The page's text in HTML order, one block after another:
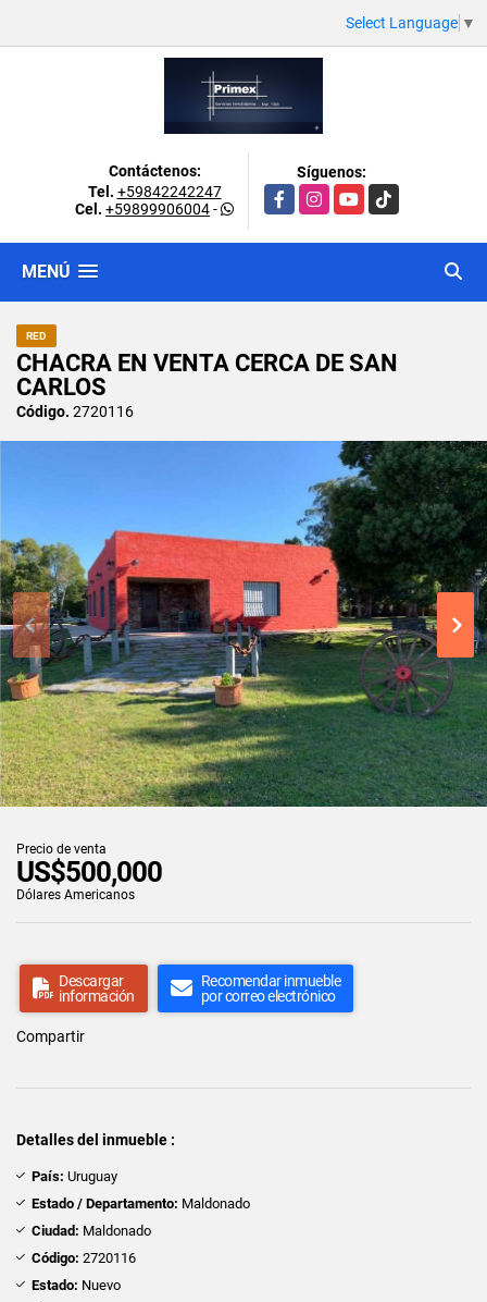
Select Language ▼
Contáctenos:
Tel. +59842242247
Cel. +59899906004-
Síguenos:
FacebookInstagramYouTubeTikTok
MENÚ
RED
CHACRA EN VENTA CERCA DE SAN
CARLOS
Código. 2720116
Precio de venta
US$500,000
Dólares Americanos
Descargar
información
Recomendar inmueble
por correo electrónico
Compartir
Detalles del inmueble :
País: Uruguay
Estado / Departamento: Maldonado
Ciudad: Maldonado
Código: 2720116
Estado: Nuevo